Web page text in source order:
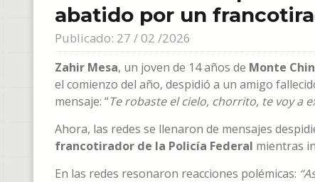
abatido por un
Publicado: 27 / 02 /2026
Zahir Mesa, un joven de 14 años de Monte
el comienzo del año, despidió a un amigo
mensaje: “Te robaste el cielo, chorrito, te voy a
Ahora, las redes se llenaron de mensajes
francotirador de la Policía Federal mientras
En las redes resonaron reacciones polémicas: